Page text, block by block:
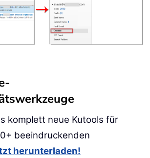
komplett neue Kutools für
beeindruckenden
herunterladen!